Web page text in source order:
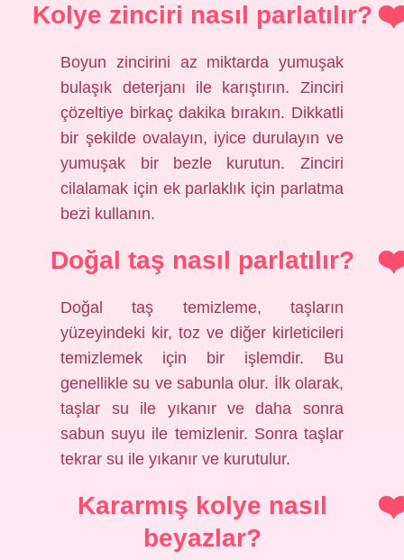
Kolye zinciri nasıl parlatılır?
Boyun zincirini az miktarda yumuşak
bulaşık deterjanı ile karıştırın. Zinciri
çözeltiye birkaç dakika bırakın. Dikkatli
bir şekilde ovalayın, iyice durulayın ve
yumuşak bir bezle kurutun. Zinciri
cilalamak için ek parlaklık için parlatma
bezi kullanın.
Doğal taş nasıl parlatılır?
Doğal taş temizleme, taşların
yüzeyindeki kir, toz ve diğer kirleticileri
temizlemek için bir işlemdir. Bu
genellikle su ve sabunla olur. İlk olarak,
taşlar su ile yıkanır ve daha sonra
sabun suyu ile temizlenir. Sonra taşlar
tekrar su ile yıkanır ve kurutulur.
Kararmış kolye nasıl
beyazlar?